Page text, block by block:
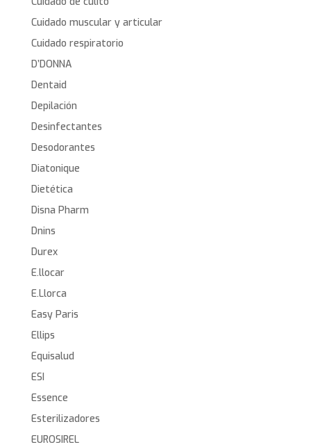
Cuidado muscular y articular
Cuidado respiratorio
D’DONNA
Dentaid
Depilación
Desinfectantes
Desodorantes
Diatonique
Dietética
Disna Pharm
Dnins
Durex
E.llocar
E.Llorca
Easy Paris
Ellips
Equisalud
ESI
Essence
Esterilizadores
EUROSIREL